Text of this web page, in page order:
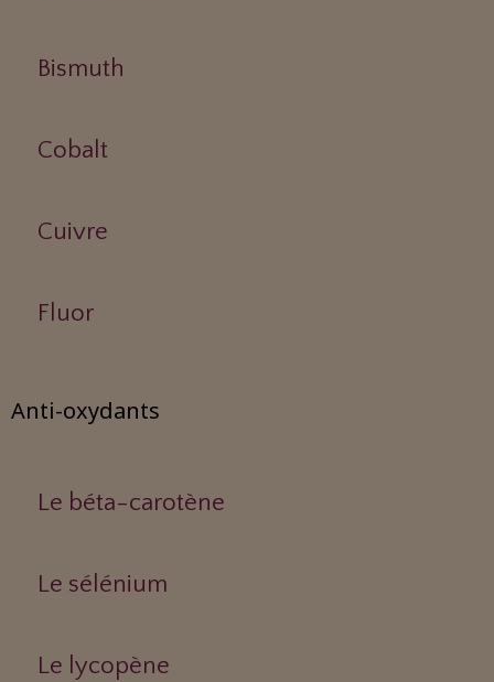
Bismuth
Cobalt
Cuivre
Fluor
Anti-oxydants
Le béta-carotène
Le sélénium
Le lycopène